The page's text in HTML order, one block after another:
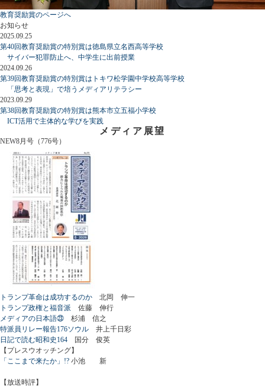
教育奨励賞のページへ
お知らせ
2025.09.25
第40回教育奨励賞の特別賞は徳島県立名西高等学校
サイバー犯罪防止へ、中学生に出前授業
2024.09.26
第39回教育奨励賞の特別賞はトキワ松学園中学校高等学校
「思考と表現」で培うメディアリテラシー
2023.09.29
第38回教育奨励賞の特別賞は熊本市立五福小学校
ICT活用で主体的な学びを実践
メディア展望
NEW8月号（776号）
トランプ革命は成功するのか 北岡 伸一
トランプ政権と福音派 佐藤 伸行
メディアの日本語㉓ 杉浦 信之
特派員リレー報告176ソウル 井上千日彩
日記で読む昭和史164 国分 俊英
【プレスウオッチング】
「ここまで来たか」!? 小池 新
【放送時評】